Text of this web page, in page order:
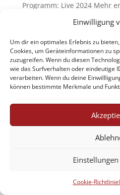
Einwilligung
Um dir ein optimales Erlebnis zu
Cookies, um Geräteinformationen zu
zuzugreifen. Wenn du diesen
wie das Surfverhalten oder eindeutige
verarbeiten. Wenn du deine
können bestimmte Merkmale und
Cookie-Richtlinie
Programm: Live 2024 Mehr
FEE – total
Programm: Live 2022 Mehr
Jobs AGB
Designed by